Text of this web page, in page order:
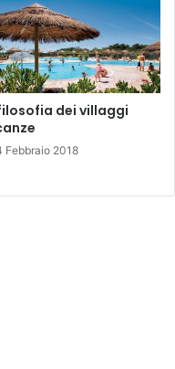
dei villaggi
Febbraio 2018